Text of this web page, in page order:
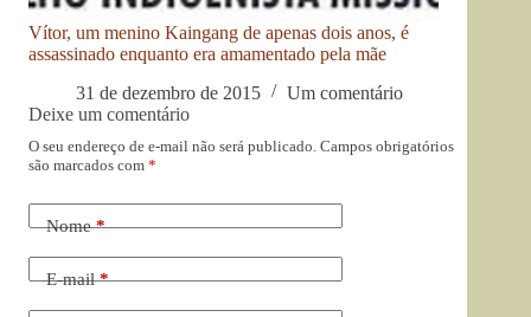
Vítor, um menino Kaingang de apenas dois anos, é
assassinado enquanto era amamentado pela mãe
31 de dezembro de 2015
Um comentário
Deixe um comentário
O seu endereço de e-mail não será publicado. Campos obrigatórios
são marcados com *
Nome*
E-mail*